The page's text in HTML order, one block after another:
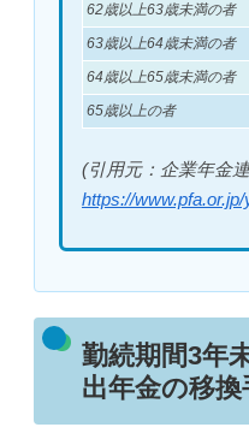
62歳以上63歳未満の者
63歳以上64歳未満の者
64歳以上65歳未満の者
65歳以上の者
(引用元：企業年金
https://
勤続期間3年
出年金の移換